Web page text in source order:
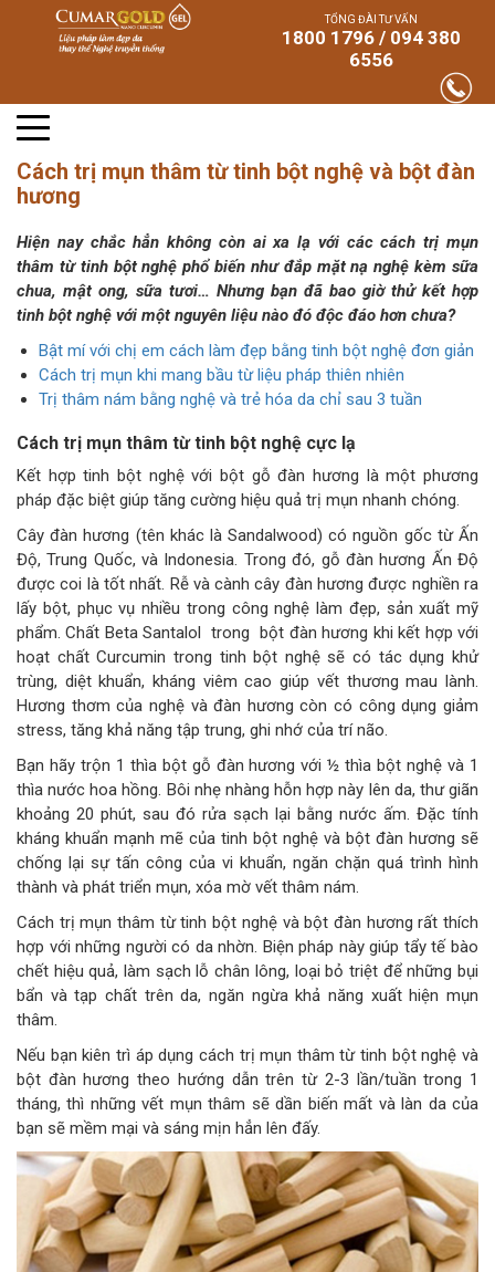
TỔNG ĐÀI TƯ VẤN
1800 1796 / 094 380
6556
Cách trị mụn thâm từ tinh bột nghệ và bột đàn
hương
Hiện nay chắc hẳn không còn ai xa lạ với các cách trị mụn
thâm từ tinh bột nghệ phổ biến như đắp mặt nạ nghệ kèm sữa
chua, mật ong, sữa tươi… Nhưng bạn đã bao giờ thử kết hợp
tinh bột nghệ với một nguyên liệu nào đó độc đáo hơn chưa?
Bật mí với chị em cách làm đẹp bằng tinh bột nghệ đơn giản
Cách trị mụn khi mang bầu từ liệu pháp thiên nhiên
Trị thâm nám bằng nghệ và trẻ hóa da chỉ sau 3 tuần
Cách trị mụn thâm từ tinh bột nghệ cực lạ
Kết hợp tinh bột nghệ với bột gỗ đàn hương là một phương
pháp đặc biệt giúp tăng cường hiệu quả trị mụn nhanh chóng.
Cây đàn hương (tên khác là Sandalwood) có nguồn gốc từ Ấn
Độ, Trung Quốc, và Indonesia. Trong đó, gỗ đàn hương Ấn Độ
được coi là tốt nhất. Rễ và cành cây đàn hương được nghiền ra
lấy bột, phục vụ nhiều trong công nghệ làm đẹp, sản xuất mỹ
phẩm. Chất Beta Santalol trong bột đàn hương khi kết hợp với
hoạt chất Curcumin trong tinh bột nghệ sẽ có tác dụng khử
trùng, diệt khuẩn, kháng viêm cao giúp vết thương mau lành.
Hương thơm của nghệ và đàn hương còn có công dụng giảm
stress, tăng khả năng tập trung, ghi nhớ của trí não.
Bạn hãy trộn 1 thìa bột gỗ đàn hương với ½ thìa bột nghệ và 1
thìa nước hoa hồng. Bôi nhẹ nhàng hỗn hợp này lên da, thư giãn
khoảng 20 phút, sau đó rửa sạch lại bằng nước ấm. Đặc tính
kháng khuẩn mạnh mẽ của tinh bột nghệ và bột đàn hương sẽ
chống lại sự tấn công của vi khuẩn, ngăn chặn quá trình hình
thành và phát triển mụn, xóa mờ vết thâm nám.
Cách trị mụn thâm từ tinh bột nghệ và bột đàn hương rất thích
hợp với những người có da nhờn. Biện pháp này giúp tẩy tế bào
chết hiệu quả, làm sạch lỗ chân lông, loại bỏ triệt để những bụi
bẩn và tạp chất trên da, ngăn ngừa khả năng xuất hiện mụn
thâm.
Nếu bạn kiên trì áp dụng cách trị mụn thâm từ tinh bột nghệ và
bột đàn hương theo hướng dẫn trên từ 2-3 lần/tuần trong 1
tháng, thì những vết mụn thâm sẽ dần biến mất và làn da của
bạn sẽ mềm mại và sáng mịn hẳn lên đấy.